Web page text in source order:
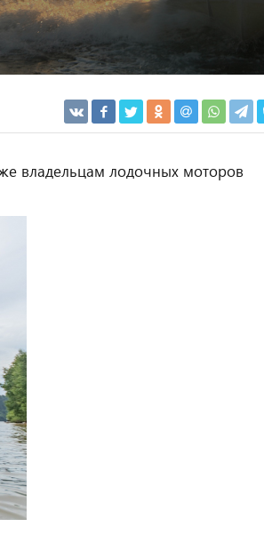
владельцам лодочных моторов